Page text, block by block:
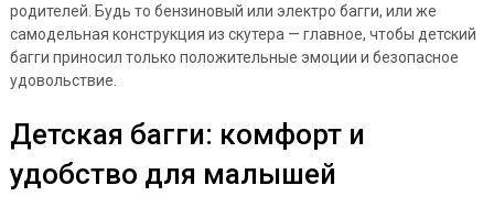
родителей. Будь то бензиновый или электро багги, или же
самодельная конструкция из скутера — главное, чтобы детский
багги приносил только положительные эмоции и безопасное
удовольствие.
Детская багги: комфорт и
удобство для малышей